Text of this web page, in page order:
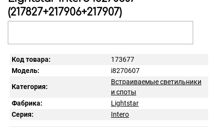
(217827+217906+217907)
Код товара:
173677
Модель:
i8270607
Категория:
Встраиваемые светильники
и споты
Фабрика:
Lightstar
Серия:
Intero